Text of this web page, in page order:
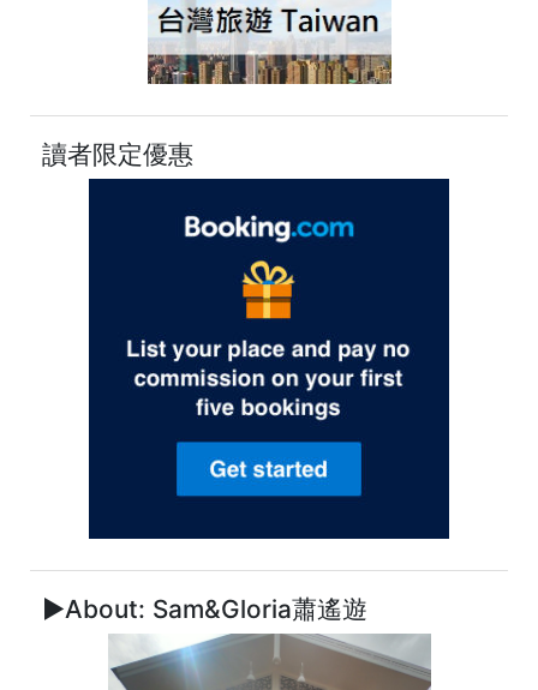
讀者限定優惠
►About: Sam&Gloria蕭遙遊